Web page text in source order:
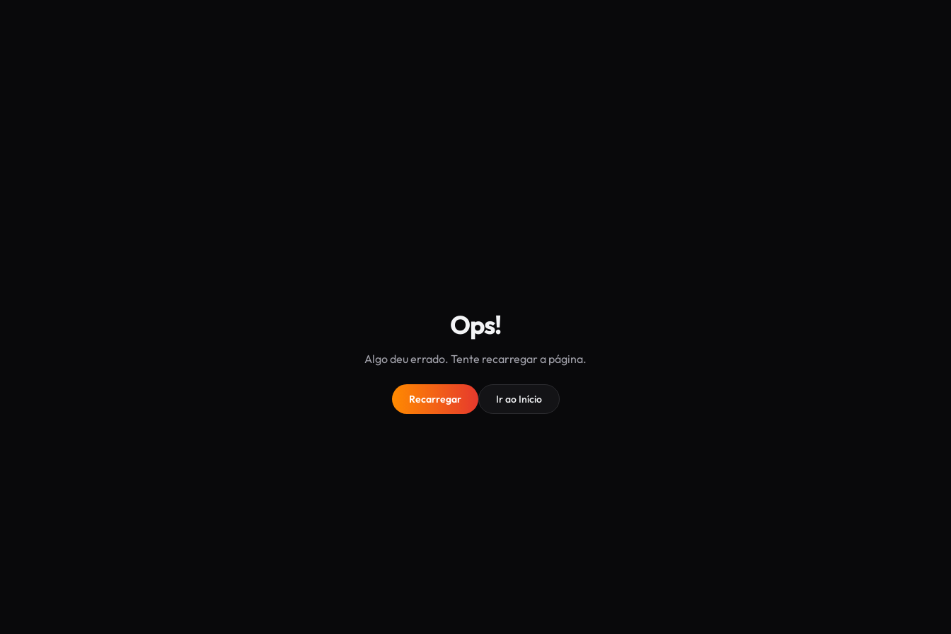
Ops!
Algo deu errado. Tente recarregar a página.
Recarregar Ir ao Início